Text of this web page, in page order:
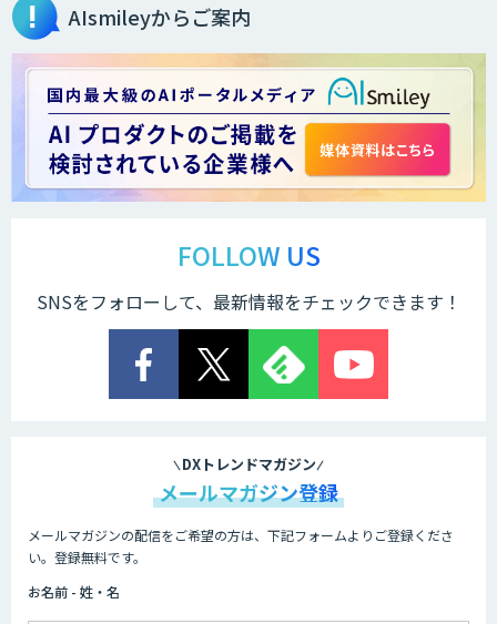
AIsmileyからご案内
FOLLOW US
SNSをフォローして、最新情報をチェックできます！
DXトレンドマガジン
メールマガジン登録
メールマガジンの配信をご希望の方は、下記フォームよりご登録くださ
い。登録無料です。
お名前 - 姓・名